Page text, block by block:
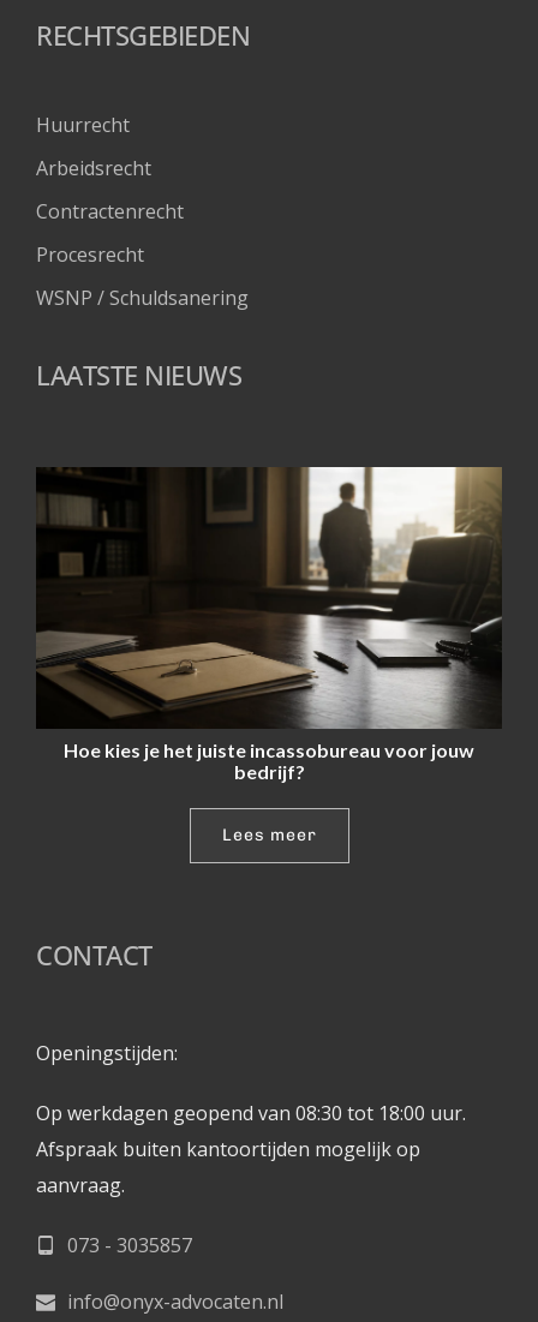
RECHTSGEBIEDEN
Huurrecht
Arbeidsrecht
Contractenrecht
Procesrecht
WSNP / Schuldsanering
LAATSTE NIEUWS
Hoe kies je het juiste incassobureau voor jouw
bedrijf?
Lees meer
CONTACT
Openingstijden:
Op werkdagen geopend van 08:30 tot 18:00 uur.
Afspraak buiten kantoortijden mogelijk op
aanvraag.
073 - 3035857
info@onyx-advocaten.nl